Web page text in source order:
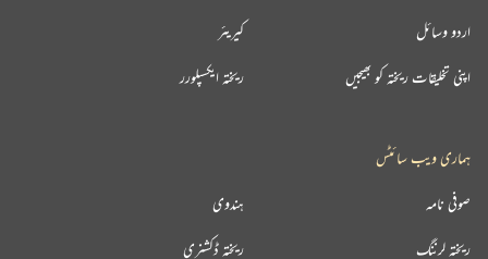
اردو وسائل
اپنی تخلیقات ریختہ کو بھیجیں
کیریئر
ریختہ ایکسپلورر
ہماری ویب سائٹس
ہندوی صوفی نامہ
ریختہ ڈکشنری ریختہ لرننگ